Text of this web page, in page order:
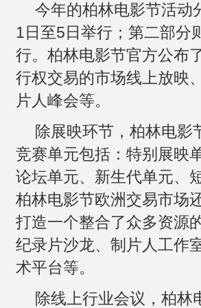
今年的柏林电影节活动
1日至5日举行；第二部分
行。柏林电影节官方公布
行权交易的市场线上放映
片人峰会等。
除展映环节，柏林电影
竞赛单元包括：特别展映
论坛单元、新生代单元、
柏林电影节欧洲交易市场
打造一个整合了众多资源
纪录片沙龙、制片人工作
术平台等。
除线上行业会议，柏林